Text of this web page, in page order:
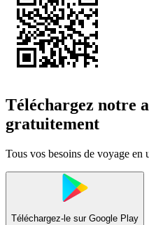
Téléchargez notre
gratuitement
Tous vos besoins de voyage en
Téléchargez-le sur Google Play